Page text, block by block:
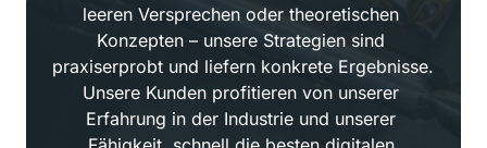
leeren Versprechen oder theoretischen
Konzepten – unsere Strategien sind
praxiserprobt und liefern konkrete Ergebnisse.
Unsere Kunden profitieren von unserer
Erfahrung in der Industrie und unserer